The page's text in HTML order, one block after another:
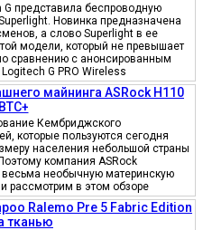
представила беспроводную
Новинка предназначена
а слово Superlight в ее
модели, который не превышает
сравнению с анонсированным
G PRO Wireless
майнинга ASRock H110
Кембриджского
которые пользуются сегодня
населения небольшой страны
компания ASRock
весьма необычную материнскую
рассмотрим в этом обзоре
Ralemo Pre 5 Fabric Edition
тканью